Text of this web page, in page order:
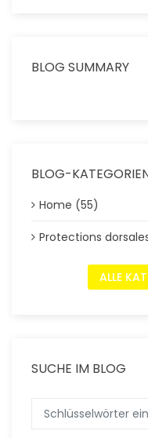
BLOG SUMMARY
BLOG-
Home (55)
Protections
ALLE
SUCHE IM BLOG